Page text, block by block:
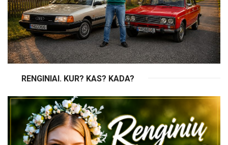
RENGINIAI. KUR? KAS? KADA?